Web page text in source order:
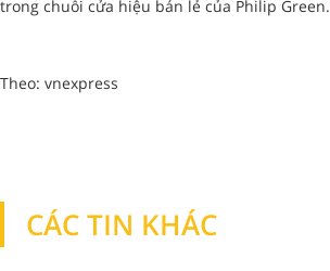
trong chuỗi cửa hiệu bán lẻ của Philip Green.
Theo: vnexpress
CÁC TIN KHÁC